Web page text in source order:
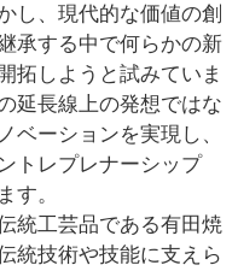
し、現代的な価値の創
承する中で何らかの新
拓しようと試みていま
延長線上の発想ではな
ベーションを実現し、
トレプレナーシップ
す。
統工芸品である有田焼
統技術や技能に支えら